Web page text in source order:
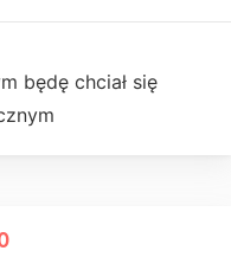
będę chciał się